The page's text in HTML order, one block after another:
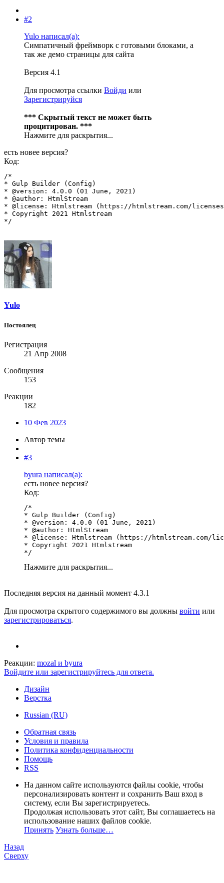
#2
Yulo написал(а):
Симпатичный фреймворк с готовыми блоками, а
так же демо страницы для сайта
Версия 4.1
Для просмотра ссылки Войди или
Зарегистрируйся
*** Скрытый текст не может быть
процитирован. ***
Нажмите для раскрытия...
есть новее версия?
Код:
/*
* Gulp Builder (Config)
* @version: 4.0.0 (01 June, 2021)
* @author: HtmlStream
* @license: Htmlstream (https://htmlstream.com/
* Copyright 2021 Htmlstream
*/
Yulo
Постоялец
Регистрация
21 Апр 2008
Сообщения
153
Реакции
182
10 Фев 2023
Автор темы
#3
byura написал(а):
есть новее версия?
Код:
/*
* Gulp Builder (Config)
* @version: 4.0.0 (01 June, 2021)
* @author: HtmlStream
* @license: Htmlstream (https://htmlstream.com/
* Copyright 2021 Htmlstream
*/
Нажмите для раскрытия...
Последняя версия на данный момент 4.3.1
Для просмотра скрытого содержимого вы должны войти или
зарегистрироваться.
Реакции: mozal и byura
Войдите или зарегистрируйтесь для ответа.
Дизайн
Верстка
Russian (RU)
Обратная связь
Условия и правила
Политика конфиденциальности
Помощь
RSS
На данном сайте используются файлы cookie, чтобы
персонализировать контент и сохранить Ваш вход в
систему, если Вы зарегистрируетесь.
Продолжая использовать этот сайт, Вы соглашаетесь на
использование наших файлов cookie.
Принять Узнать больше…
Назад
Сверху